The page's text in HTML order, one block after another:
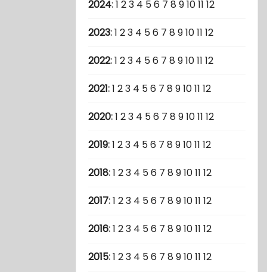
2024:1 23 4 56 7 8 91011 12
2023:1 23 4 56 7 8 91011 12
2022:1 23 4 56 7 8 91011 12
2021:1 23 4 56 7 8 91011 12
2020:1 23 4 56 7 8 91011 12
2019:1 23 4 56 7 8 91011 12
2018:1 23 4 56 7 8 91011 12
2017:1 23 4 56 7 8 91011 12
2016:1 23 4 56 7 8 91011 12
2015:1 23 4 56 7 8 91011 12